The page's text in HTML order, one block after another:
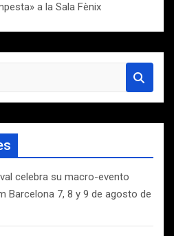
a la Sala Fènix
celebra su macro-evento
Barcelona 7, 8 y 9 de agosto de